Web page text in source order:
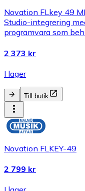
Novation FLkey 49
Studio-integrering
programvara som
2 373 kr
I lager
Till butik
Novation FLKEY-49
2 799 kr